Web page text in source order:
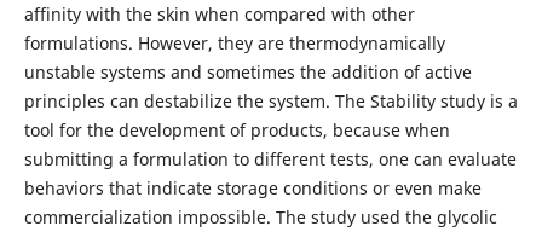
affinity with the skin when compared with other
formulations. However, they are thermodynamically
unstable systems and sometimes the addition of active
principles can destabilize the system. The Stability study is a
tool for the development of products, because when
submitting a formulation to different tests, one can evaluate
behaviors that indicate storage conditions or even make
commercialization impossible. The study used the glycolic